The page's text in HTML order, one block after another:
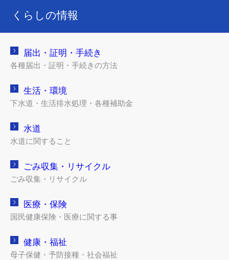
くらしの情報
届出・証明・手続き
各種届出・証明・手続きの方法
生活・環境
下水道・生活排水処理・各種補助金
水道
水道に関すること
ごみ収集・リサイクル
ごみ収集・リサイクル
医療・保険
国民健康保険・医療に関する事
健康・福祉
母子保健・予防接種・社会福祉